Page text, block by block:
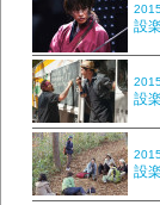
設
設
設